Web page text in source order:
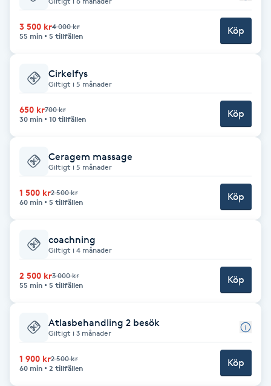
Bröllopsuppsättning
C
Celluliter
Coachning
Diamantslipning
Extensions
3 500 kr4 000 kr
55 min
5 tillfällen Köp
Cirkelfys
Giltigt i 5 månader
650 kr700 kr
30 min
10 tillfällen Köp
Ceragem massage
Giltigt i 5 månader
1 500 kr2 500 kr
60 min
5 tillfällen Köp
coachning
Giltigt i 4 månader
2 500 kr3 000 kr
55 min
5 tillfällen Köp
Atlasbehandling 2 besök
Giltigt i 3 månader
1 900 kr2 500 kr
60 min
2 tillfällen Köp